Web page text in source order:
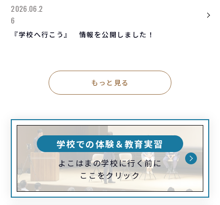
2026.06.2
6
『学校へ行こう』 情報を公開しました！
もっと見る
学校での体験＆教育実習
よこはまの学校に行く前に
ここをクリック